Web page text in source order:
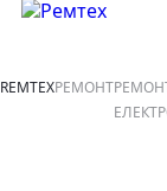
відкрити або
REMTEXРЕМОНТ